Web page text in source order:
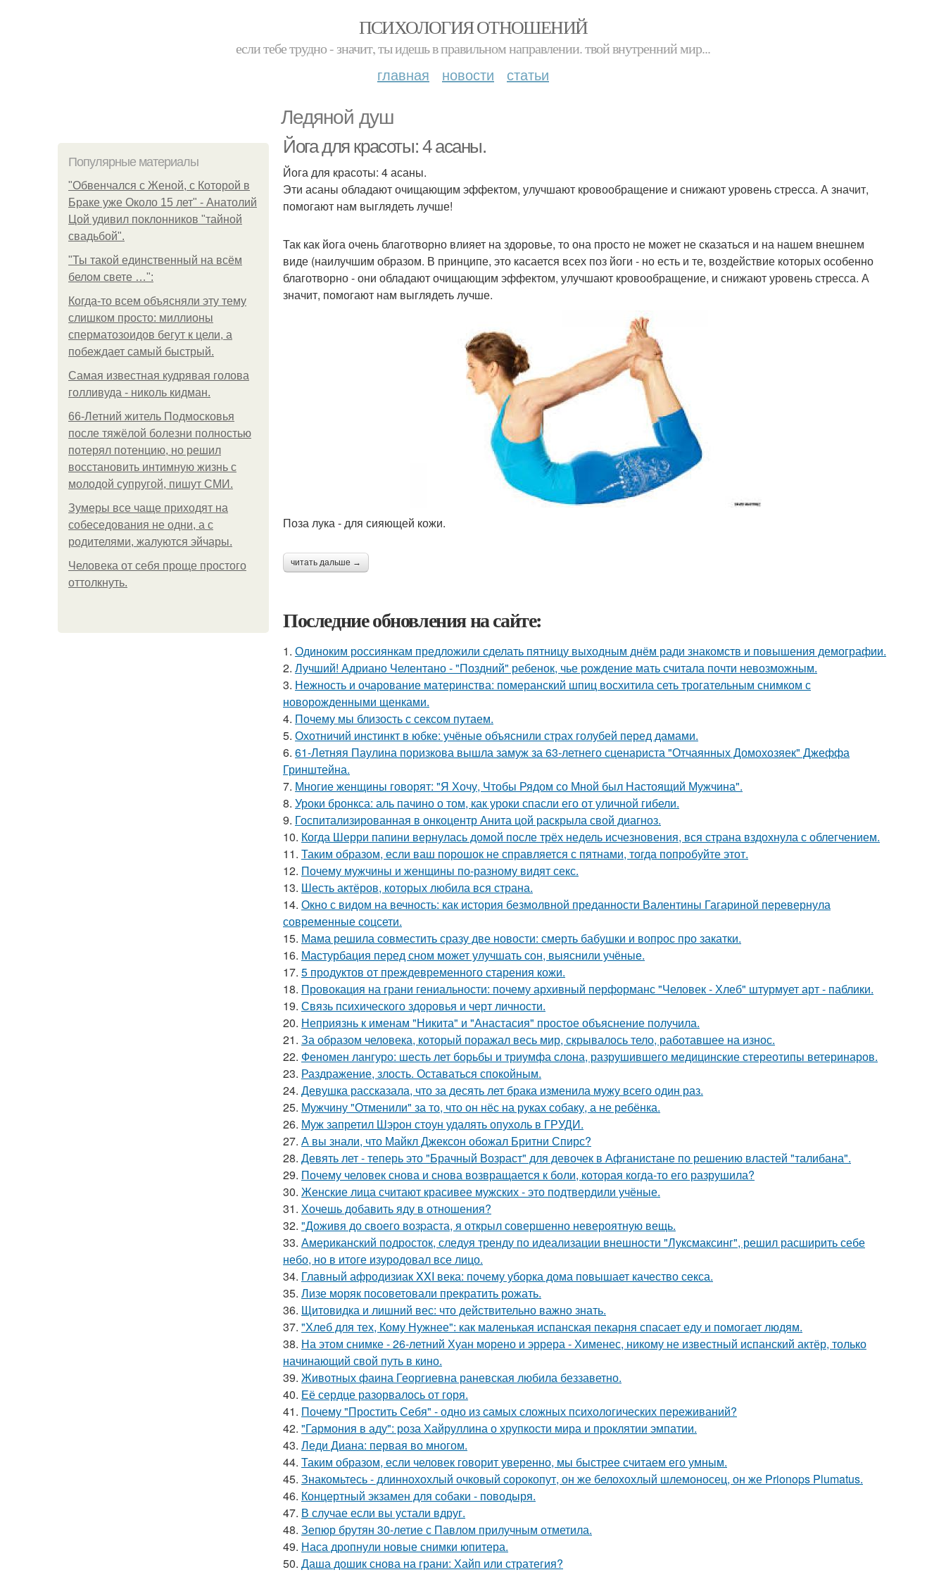
ПСИХОЛОГИЯ ОТНОШЕНИЙ
если тебе трудно - значит, ты идешь в правильном направлении. твой внутренний мир...
главная новости статьи
Ледяной душ
Популярные материалы
"Обвенчался с Женой, с Которой в
Браке уже Около 15 лет" - Анатолий
Цой удивил поклонников "тайной
свадьбой".
"Ты такой единственный на всём
белом свете …":
Когда-то всем объясняли эту тему
слишком просто: миллионы
сперматозоидов бегут к цели, а
побеждает самый быстрый.
Самая известная кудрявая голова
голливуда - николь кидман.
66-Летний житель Подмосковья
после тяжёлой болезни полностью
потерял потенцию, но решил
восстановить интимную жизнь с
молодой супругой, пишут СМИ.
Зумеры все чаще приходят на
собеседования не одни, а с
родителями, жалуются эйчары.
Человека от себя проще простого
оттолкнуть.
Йога для красоты: 4 асаны.
Йога для красоты: 4 асаны.
Эти асаны обладают очищающим эффектом, улучшают кровообращение и снижают уровень стресса. А значит,
помогают нам выглядеть лучше!
Так как йога очень благотворно влияет на здоровье, то она просто не может не сказаться и на нашем внешнем
виде (наилучшим образом. В принципе, это касается всех поз йоги - но есть и те, воздействие которых особенно
благотворно - они обладают очищающим эффектом, улучшают кровообращение, и снижают уровень стресса. А
значит, помогают нам выглядеть лучше.
Поза лука - для сияющей кожи.
читать дальше →
Последние обновления на сайте:
1. Одиноким россиянкам предложили сделать пятницу выходным днём ради знакомств и повышения демографии.
2. Лучший! Адриано Челентано - "Поздний" ребенок, чье рождение мать считала почти невозможным.
3. Нежность и очарование материнства: померанский шпиц восхитила сеть трогательным снимком с
новорожденными щенками.
4. Почему мы близость с сексом путаем.
5. Охотничий инстинкт в юбке: учёные объяснили страх голубей перед дамами.
6. 61-Летняя Паулина поризкова вышла замуж за 63-летнего сценариста "Отчаянных Домохозяек" Джеффа
Гринштейна.
7. Многие женщины говорят: "Я Хочу, Чтобы Рядом со Мной был Настоящий Мужчина".
8. Уроки бронкса: аль пачино о том, как уроки спасли его от уличной гибели.
9. Госпитализированная в онкоцентр Анита цой раскрыла свой диагноз.
10. Когда Шерри папини вернулась домой после трёх недель исчезновения, вся страна вздохнула с облегчением.
11. Таким образом, если ваш порошок не справляется с пятнами, тогда попробуйте этот.
12. Почему мужчины и женщины по-разному видят секс.
13. Шесть актёров, которых любила вся страна.
14. Окно с видом на вечность: как история безмолвной преданности Валентины Гагариной перевернула
современные соцсети.
15. Мама решила совместить сразу две новости: смерть бабушки и вопрос про закатки.
16. Мастурбация перед сном может улучшать сон, выяснили учёные.
17. 5 продуктов от преждевременного старения кожи.
18. Провокация на грани гениальности: почему архивный перформанс "Человек - Хлеб" штурмует арт - паблики.
19. Связь психического здоровья и черт личности.
20. Неприязнь к именам "Никита" и "Анастасия" простое объяснение получила.
21. За образом человека, который поражал весь мир, скрывалось тело, работавшее на износ.
22. Феномен лангуро: шесть лет борьбы и триумфа слона, разрушившего медицинские стереотипы ветеринаров.
23. Раздражение, злость. Оставаться спокойным.
24. Девушка рассказала, что за десять лет брака изменила мужу всего один раз.
25. Мужчину "Отменили" за то, что он нёс на руках собаку, а не ребёнка.
26. Муж запретил Шэрон стоун удалять опухоль в ГРУДИ.
27. А вы знали, что Майкл Джексон обожал Бритни Спирс?
28. Девять лет - теперь это "Брачный Возраст" для девочек в Афганистане по решению властей "талибана".
29. Почему человек снова и снова возвращается к боли, которая когда-то его разрушила?
30. Женские лица считают красивее мужских - это подтвердили учёные.
31. Хочешь добавить яду в отношения?
32. "Доживя до своего возpаста, я открыл совершенно невероятную вещь.
33. Американский подросток, следуя тренду по идеализации внешности "Луксмаксинг", решил расширить себе
небо, но в итоге изуродовал все лицо.
34. Главный афродизиак XXI века: почему уборка дома повышает качество секса.
35. Лизе моряк посоветовали прекратить рожать.
36. Щитовидка и лишний вес: что действительно важно знать.
37. "Хлеб для тех, Кому Нужнее": как маленькая испанская пекарня спасает еду и помогает людям.
38. На этом снимке - 26-летний Хуан морено и эррера - Хименес, никому не известный испанский актёр, только
начинающий свой путь в кино.
39. Животных фаина Георгиевна раневская любила беззаветно.
40. Её сердце разорвалось от горя.
41. Почему "Простить Себя" - одно из самых сложных психологических переживаний?
42. "Гармония в аду": роза Хайруллина о хрупкости мира и проклятии эмпатии.
43. Леди Диана: первая во многом.
44. Таким образом, если человек говорит уверенно, мы быстрее считаем его умным.
45. Знакомьтесь - длиннохохлый очковый сорокопут, он же белохохлый шлемоносец, он же Prionops Plumatus.
46. Концертный экзамен для собаки - поводыря.
47. В случае если вы устали вдруг.
48. Зепюр брутян 30-летие с Павлом прилучным отметила.
49. Наса дропнули новые снимки юпитера.
50. Даша дошик снова на грани: Хайп или стратегия?